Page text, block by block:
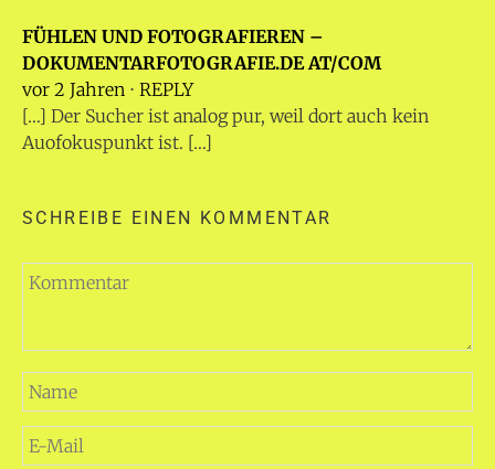
FÜHLEN UND FOTOGRAFIEREN –
DOKUMENTARFOTOGRAFIE.DE AT/COM
vor 2 Jahren ⋅ REPLY
[…] Der Sucher ist analog pur, weil dort auch kein
Auofokuspunkt ist. […]
SCHREIBE EINEN KOMMENTAR